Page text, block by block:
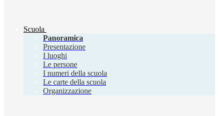
Scuola
Panoramica
Presentazione
I luoghi
Le persone
I numeri della scuola
Le carte della scuola
Organizzazione